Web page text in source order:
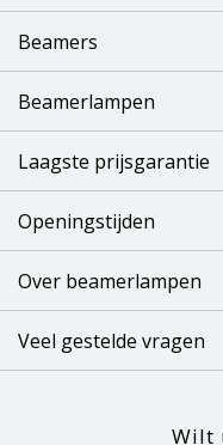
Beamers
Beamerlampen
Laagste prijsgarantie
Openingstijden
Over beamerlampen
Veel gestelde vragen
Wilt